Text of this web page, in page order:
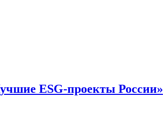
ESG-проекты России»